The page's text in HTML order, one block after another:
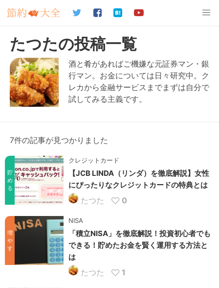
たつたの投稿一覧
酒と肴があればご機嫌な元証券マン・銀
行マン。お金については日々研究中。ク
レカから金融サービスまでまずは自分で
試してみる主義です。
7件の記事が見つかりました
貯
め
る
クレジットカード
【JCB LINDA（リンダ）を徹底解説】女性
にぴったりなクレジットカードの特典とは
たつた 0
増
や
す
NISA
「積立NISA」を徹底解説！投資初心者でも
できる！貯めたお金を賢く運用する方法と
は
たつた 1